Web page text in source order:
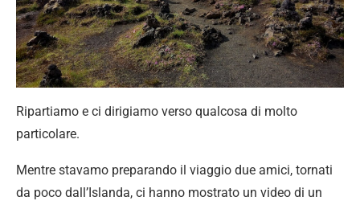
Ripartiamo e ci dirigiamo verso qualcosa di molto
particolare.
Mentre stavamo preparando il viaggio due amici, tornati
da poco dall’Islanda, ci hanno mostrato un video di un